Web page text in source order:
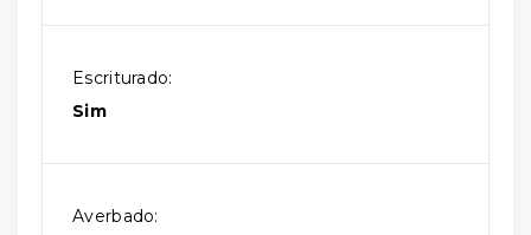
Escriturado:
Sim
Averbado: